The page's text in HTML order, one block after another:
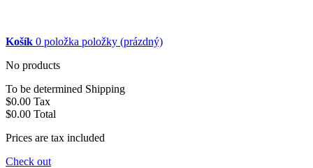
Košík 0 položka položky (prázdný)
No products
To be determined Shipping
$0.00 Tax
$0.00 Total
Prices are tax included
Check out